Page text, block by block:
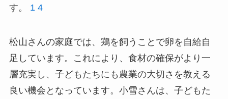
す。 1 4
松山さんの家庭では、鶏を飼うことで卵を自給自
足しています。これにより、食材の確保がより一
層充実し、子どもたちにも農業の大切さを教える
良い機会となっています。小雪さんは、子どもた